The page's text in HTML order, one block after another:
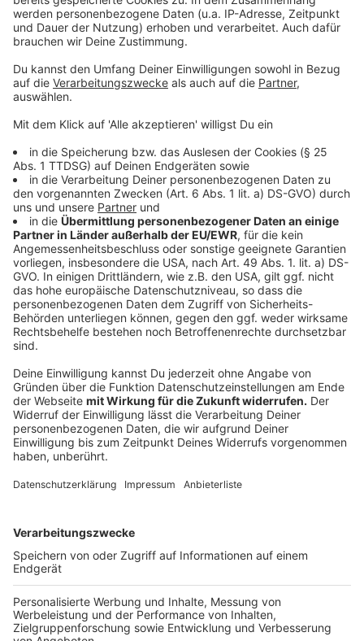
Luxemburg und Teile Spaniens. Eine vollständige Liste
gibt es auf der Seite des Robert Koch Instituts.
Anzeige
Muss ich in Quarantäne nach dem Urlaub?
Anzeige
Nur, wenn ich aus einem Risikoland einreise. Dann muss
ich, bis das Testergebnis vorliegt, in Quarantäne. Das
kann bis zu drei Tage dauern. Achtung: Arbeitgeber
sind in dieser Zeit nicht verpflichtet weiter Gehalt zu
zahlen.
Anzeige
Kann ich mich krankschreiben lassen für die
Quarantäne?
Anzeige
Rückkehrer aus Risikoländern zum Problem werden.
warten, kann man in der Zeit nicht zur Arbeit.
Krankschreiben lassen kann man sich aber auch nicht.
Entweder plant man ein paar Tage mehr für seinen
Urlaub oder muss dann in unbezahlten Urlaub.
Verbieten kann mit der Arbeitgeber eine Reise in ein
Risikogebiet allerdings nicht, dafür kann er aber auf